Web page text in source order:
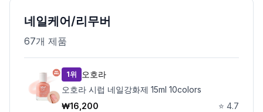
네일케어/리무버
67개 제품
1위
오호라
오호라 시럽 네일강화제 15ml 10colors
₩16,200 ⭐ 4.7